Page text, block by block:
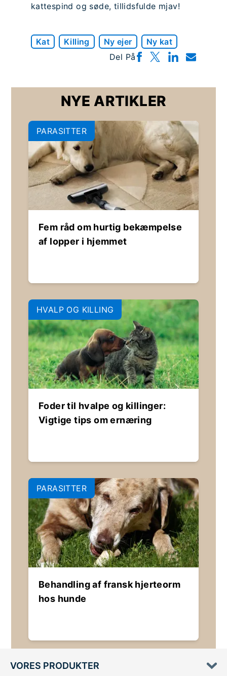
kattespind og søde, tillidsfulde mjav!
Kat Killing Ny ejer
Ny kat
Del På
NYE ARTIKLER
PARASITTER
Fem råd om hurtig bekæmpelse
af lopper i hjemmet
HVALP OG KILLING
Foder til hvalpe og killinger:
Vigtige tips om ernæring
PARASITTER
Behandling af fransk hjerteorm
hos hunde
VORES PRODUKTER